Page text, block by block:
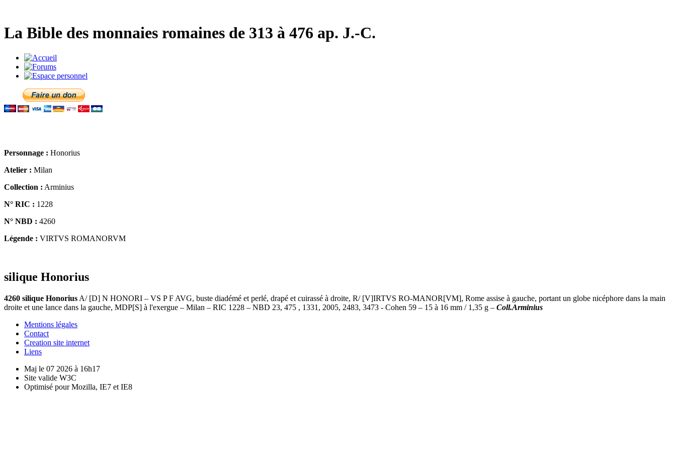
La Bible des monnaies romaines de 313 à 476 ap. J.-C.
Personnage : Honorius
Atelier : Milan
Collection : Arminius
N° RIC : 1228
N° NBD : 4260
Légende : VIRTVS ROMANORVM
silique Honorius
4260 silique Honorius A/ [D] N HONORI – VS P F AVG, buste diadémé et perlé, drapé et cuirassé à droite, R/ [V]IRTVS RO-MANOR[VM], Rome assise à gauche, portant un globe nicéphore dans la main
droite et une lance dans la gauche, MDP[S] à l'exergue – Milan – RIC 1228 – NBD 23, 475 , 1331, 2005, 2483, 3473 - Cohen 59 – 15 à 16 mm / 1,35 g – Coll.Arminius
Mentions légales
Contact
Creation site internet
Liens
Maj le 07 2026 à 16h17
Site valide W3C
Optimisé pour Mozilla, IE7 et IE8